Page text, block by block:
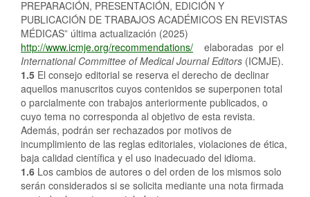
PREPARACIÓN, PRESENTACIÓN, EDICIÓN Y
PUBLICACIÓN DE TRABAJOS ACADÉMICOS EN REVISTAS
MÉDICAS” última actualización (2025)
http://www.icmje.org/recommendations/
elaboradas por el
International Committee of MedicalJournal Editors (ICMJE).
1.5 El consejo editorial se reserva el derecho de declinar
aquellos manuscritos cuyos contenidos se superponen total
o parcialmente con trabajos anteriormente publicados, o
cuyo tema no corresponda al objetivo de esta revista.
Además, podrán ser rechazados por motivos de
incumplimiento de las reglas editoriales, violaciones de ética,
baja calidad científica y el uso inadecuado del idioma.
1.6 Los cambios de autores o del orden de los mismos solo
serán considerados si se solicita mediante una nota firmada